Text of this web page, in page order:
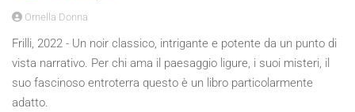
Ornella Donna
Frilli, 2022 - Un noir classico, intrigante e potente da un punto di
vista narrativo. Per chi ama il paesaggio ligure, i suoi misteri, il
suo fascinoso entroterra questo è un libro particolarmente
adatto.